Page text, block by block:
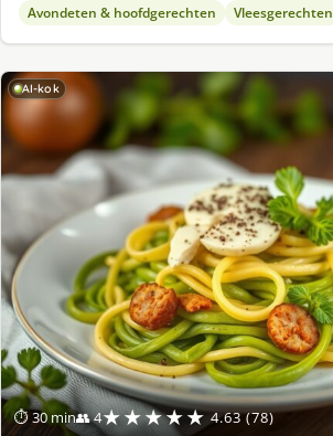
Avondeten & hoofdgerechten Vleesgerechten
AI-kok
⏱ 30 min👥 4★★★★★ 4.63 (78)